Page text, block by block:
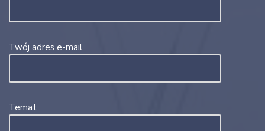
Twój adres e-mail
Temat